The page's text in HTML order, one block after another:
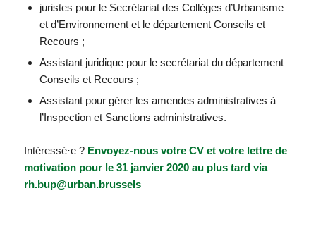
juristes pour le Secrétariat des Collèges d’Urbanisme
et d’Environnement et le département Conseils et
Recours ;
Assistant juridique pour le secrétariat du département
Conseils et Recours ;
Assistant pour gérer les amendes administratives à
l’Inspection et Sanctions administratives.
Intéressé·e ? Envoyez-nous votre CV et votre lettre de
motivation pour le 31 janvier 2020 au plus tard via
rh.bup@urban.brussels